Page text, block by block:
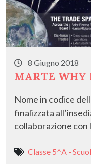
8 Giugno 2018
MARTE WHY
Nome in codice
finalizzata
collaborazione
Classe 5^A -